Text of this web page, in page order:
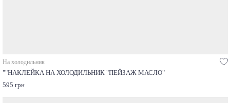
На холодильник
""НАКЛЕЙКА НА ХОЛОДИЛЬНИК "ПЕЙЗАЖ МАСЛО"
595 грн